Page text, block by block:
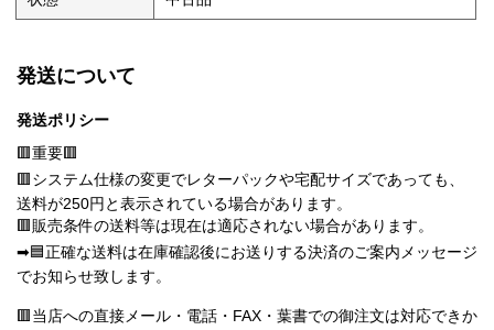
発送について
発送ポリシー
🟥重要🟥
🟥システム仕様の変更でレターパックや宅配サイズであっても、
送料が250円と表示されている場合があります。
🟥販売条件の送料等は現在は適応されない場合があります。
➡🟦正確な送料は在庫確認後にお送りする決済のご案内メッセージ
でお知らせ致します。
🟥当店への直接メール・電話・FAX・葉書での御注文は対応できか